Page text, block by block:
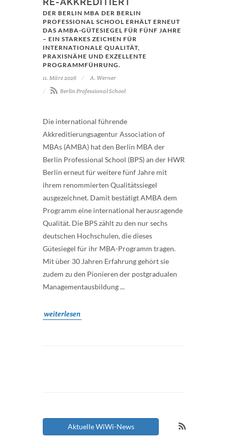
DER BERLIN MBA DER BERLIN
PROFESSIONAL SCHOOL ERHÄLT ERNEUT
DAS AMBA-GÜTESIEGEL FÜR FÜNF JAHRE
– EIN STARKES ZEICHEN FÜR
INTERNATIONALE QUALITÄT,
PRAXISNÄHE UND EXZELLENTE
PROGRAMMFÜHRUNG.
11. März 2026
A. Werner
Berlin Professional School
Die international führende
Akkreditierungsagentur Association of
MBAs (AMBA) hat den Berlin MBA der
Berlin Professional School (BPS) an der HWR
Berlin erneut für weitere fünf Jahre mit
ihrem renommierten Qualitätssiegel
ausgezeichnet. Damit bestätigt AMBA dem
Programm eine international herausragende
Qualität. Die BPS zählt zu den nur sechs
deutschen Hochschulen, die dieses
Gütesiegel für ihr MBA-Programm tragen.
Mit über 30 Jahren Erfahrung gehört sie
zudem zu den Pionieren der postgradualen
Managementausbildung ...
weiterlesen
Aktuelle WiWi-News